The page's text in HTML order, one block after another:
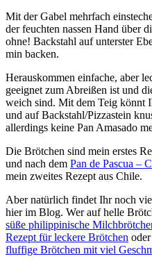
Mit der Gabel mehrfach
der feuchten nassen Hand über
ohne! Backstahl auf unterster
min backen.
Herauskommen einfache, aber
geeignet zum Abreißen ist und
weich sind. Mit dem Teig könnt
und auf Backstahl/Pizzastein
allerdings keine Pan Amasado
Die Brötchen sind mein erstes
und nach dem Pan de Pascua –
mein zweites Rezept aus Chile.
Aber natürlich findet Ihr noch
hier im Blog. Wer auf helle
süße philippinische
Rezept für leckere Brötchen
fluffige Brötchen mit viel